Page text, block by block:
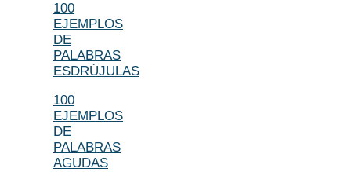
100
EJEMPLOS
DE
PALABRAS
ESDRÚJULAS
100
EJEMPLOS
DE
PALABRAS
AGUDAS